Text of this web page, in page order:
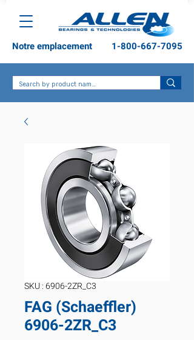
1-800-667-7095
Notre emplacement
SKU : 6906-2ZR_C3
FAG (Schaeffler)
6906-2ZR_C3